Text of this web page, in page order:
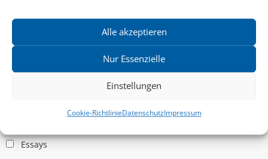
Alle akzeptieren
Nur Essenzielle
Einstellungen
Cookie-RichtlinieDatenschutzImpressum
Newsletter
News zu aktuellen Neuheiten und Nachrichten im zu Klampen!
Verlag – jederzeit wieder abbestellbar.
Essays